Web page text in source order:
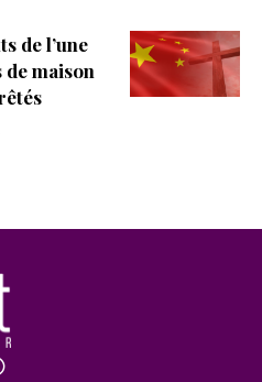
de l’une
de maison